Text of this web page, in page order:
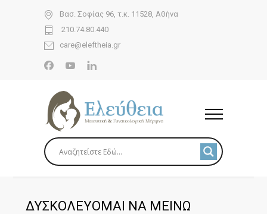
Βασ. Σοφίας 96, τ.κ. 11528, Αθήνα
210.74.80.440
care@eleftheia.gr
ΔΥΣΚΟΛΕΥΟΜΑΙ ΝΑ ΜΕΙΝΩ